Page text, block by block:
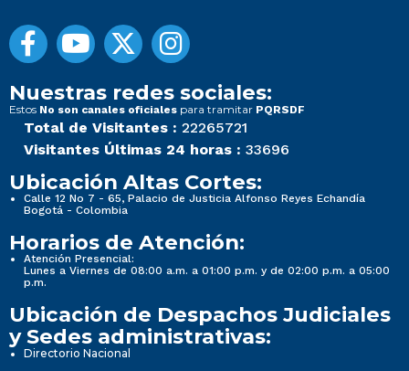
Nuestras redes sociales:
Estos No son canales oficiales para tramitar PQRSDF
Total de Visitantes : 22265721
Visitantes Últimas 24 horas : 33696
Ubicación Altas Cortes:
Calle 12 No 7 - 65, Palacio de Justicia Alfonso Reyes Echandía
Bogotá - Colombia
Horarios de Atención:
Atención Presencial:
Lunes a Viernes de 08:00 a.m. a 01:00 p.m. y de 02:00 p.m. a 05:00
p.m.
Ubicación de Despachos Judiciales
y Sedes administrativas:
Directorio Nacional